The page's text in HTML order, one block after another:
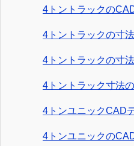
4トントラックの
4トントラックの寸
4トントラックの寸
4トントラック寸法
4トンユニックCAD
4トンユニックの